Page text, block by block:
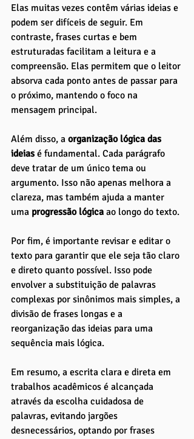
Elas muitas vezes contêm várias ideias e
podem ser difíceis de seguir. Em
contraste, frases curtas e bem
estruturadas facilitam a leitura e a
compreensão. Elas permitem que o leitor
absorva cada ponto antes de passar para
o próximo, mantendo o foco na
mensagem principal.
Além disso, a organização lógica das
ideias é fundamental. Cada parágrafo
deve tratar de um único tema ou
argumento. Isso não apenas melhora a
clareza, mas também ajuda a manter
uma progressão lógica ao longo do texto.
Por fim, é importante revisar e editar o
texto para garantir que ele seja tão claro
e direto quanto possível. Isso pode
envolver a substituição de palavras
complexas por sinônimos mais simples, a
divisão de frases longas e a
reorganização das ideias para uma
sequência mais lógica.
Em resumo, a escrita clara e direta em
trabalhos acadêmicos é alcançada
através da escolha cuidadosa de
palavras, evitando jargões
desnecessários, optando por frases